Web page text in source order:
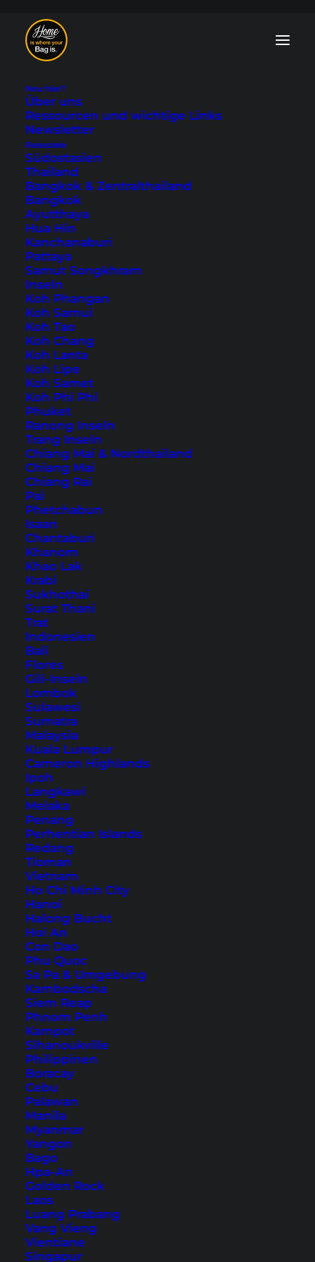
Neu hier?
Über uns
Ressourcen und wichtige Links
Newsletter
Reiseziele
Südostasien
Thailand
Bangkok & Zentralthailand
Bangkok
Ayutthaya
Hua Hin
Kanchanaburi
Pattaya
Samut Songkhram
Inseln
Koh Phangan
Koh Samui
Koh Tao
Koh Chang
Koh Lanta
Koh Lipe
Koh Samet
Koh Phi Phi
Phuket
Ranong Inseln
Trang Inseln
Chiang Mai & Nordthailand
Chiang Mai
Chiang Rai
Pai
Phetchabun
Isaan
Chantaburi
Khanom
Khao Lak
Krabi
Sukhothai
Surat Thani
Trat
Indonesien
Bali
Flores
Gili-Inseln
Lombok
Sulawesi
Sumatra
Malaysia
Kuala Lumpur
Cameron Highlands
Ipoh
Langkawi
Melaka
Penang
Perhentian Islands
Redang
Tioman
Vietnam
Ho Chi Minh City
Hanoi
Halong Bucht
Hoi An
Con Dao
Phu Quoc
Sa Pa & Umgebung
Kambodscha
Siem Reap
Phnom Penh
Kampot
Sihanoukville
Philippinen
Boracay
Cebu
Palawan
Manila
Myanmar
Yangon
Bago
Hpa-An
Golden Rock
Laos
Luang Prabang
Vang Vieng
Vientiane
Singapur
19,90€
inkl. 7 % MwSt.
Indonesien Kochbuch
mit 38 authentischen
Rezepten
Indonesisch kochen nach Original-Rezepten
120 liebevoll gestaltete Seiten
Klimaneutral gedruckt, Bio-Farben, Öko-Strom
und 100% Recycling-Papier
1 € Spende an “Feed Bali” pro Kauf
Lieferzeit:3 Werktage
Vorrätig
Indonesisch
kochen:
38
indonesische
Rezepte
(Buch)
Menge
In den Warenkorb
Artikelnummer
Kategorie
Beschreibung
Entdecke die exotische